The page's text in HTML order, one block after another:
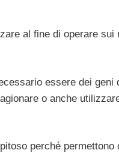
al fine di operare sui
essere dei geni
o anche
perché permettono